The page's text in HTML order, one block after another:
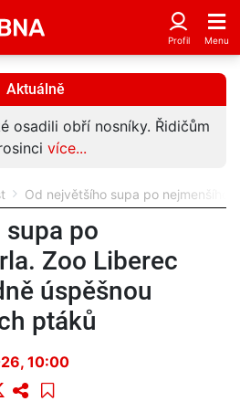
Aktuálně
osadili obří nosníky. Řidičům
více...
Od největšího supa po nejmenšího
supa po
Zoo Liberec
úspěšnou
ptáků
10:00